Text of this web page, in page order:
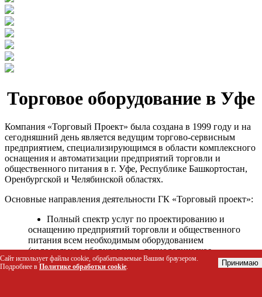
Торговое оборудование в Уфе
Компания «Торговый Проект» была создана в 1999 году и на
сегодняшний день является ведущим торгово-сервисным
предприятием, специализирующимся в области комплексного
оснащения и автоматизации предприятий торговли и
общественного питания в г. Уфе, Республике Башкортостан,
Оренбургской и Челябинской областях.
Основные направления деятельности ГК «Торговый проект»:
Полный спектр услуг по проектированию и
оснащению предприятий торговли и общественного
питания всем необходимым оборудованием
(холодильное оборудование, технологическое
оборудование, стеллажное оборудование и т.д.);
Автоматизация торговых процессов и внедрения
Сайт использует файлы cookie, обрабатываемые Вашим браузером.
Подробнее в Политике обработки cookie. Принимаю